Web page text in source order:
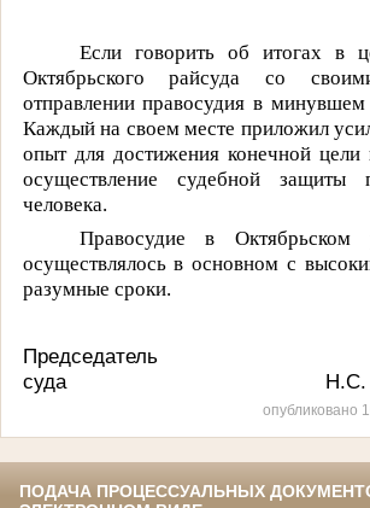
Если говорить об итогах в
Октябрьского райсуда со
отправлении правосудия в минувшем
Каждый на своем месте приложил
опыт для достижения конечной
осуществление судебной
человека.
Правосудие в Октябрьском
осуществлялось в основном с
разумные сроки.
Председатель
суда
Н.С.
опубликовано
ПОДАЧА ПРОЦЕССУАЛЬНЫХ